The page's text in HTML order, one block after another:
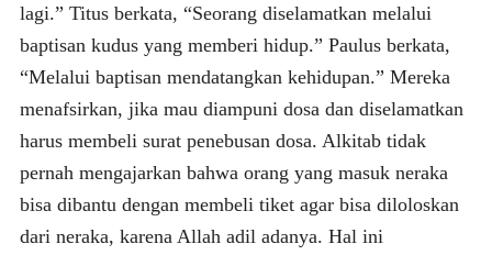
lagi.” Titus berkata, “Seorang diselamatkan melalui
baptisan kudus yang memberi hidup.” Paulus berkata,
“Melalui baptisan mendatangkan kehidupan.” Mereka
menafsirkan, jika mau diampuni dosa dan diselamatkan
harus membeli surat penebusan dosa. Alkitab tidak
pernah mengajarkan bahwa orang yang masuk neraka
bisa dibantu dengan membeli tiket agar bisa diloloskan
dari neraka, karena Allah adil adanya. Hal ini